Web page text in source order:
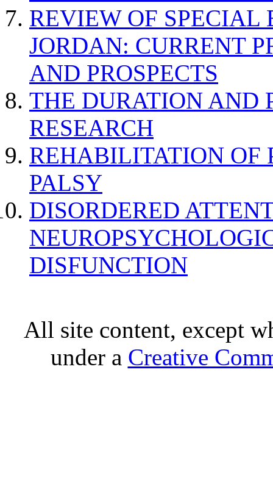
REVIEW OF SPECIAL
JORDAN: CURRENT
AND PROSPECTS
THE DURATION AND
RESEARCH
REHABILITATION OF
PALSY
DISORDERED
DISFUNCTION
All site content, except
under a Creative